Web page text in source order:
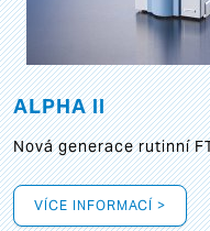
ALPHA II
Nová generace rutinní
VÍCE INFORMACÍ >